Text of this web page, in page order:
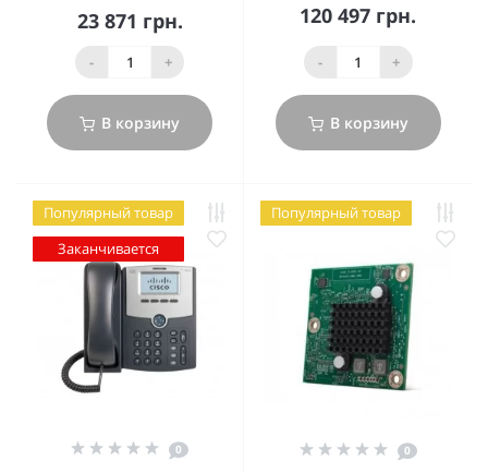
23 871 грн.
- +
В корзину
120 497 грн.
- +
В корзину
Популярный товар
Заканчивается
0
Популярный товар
0